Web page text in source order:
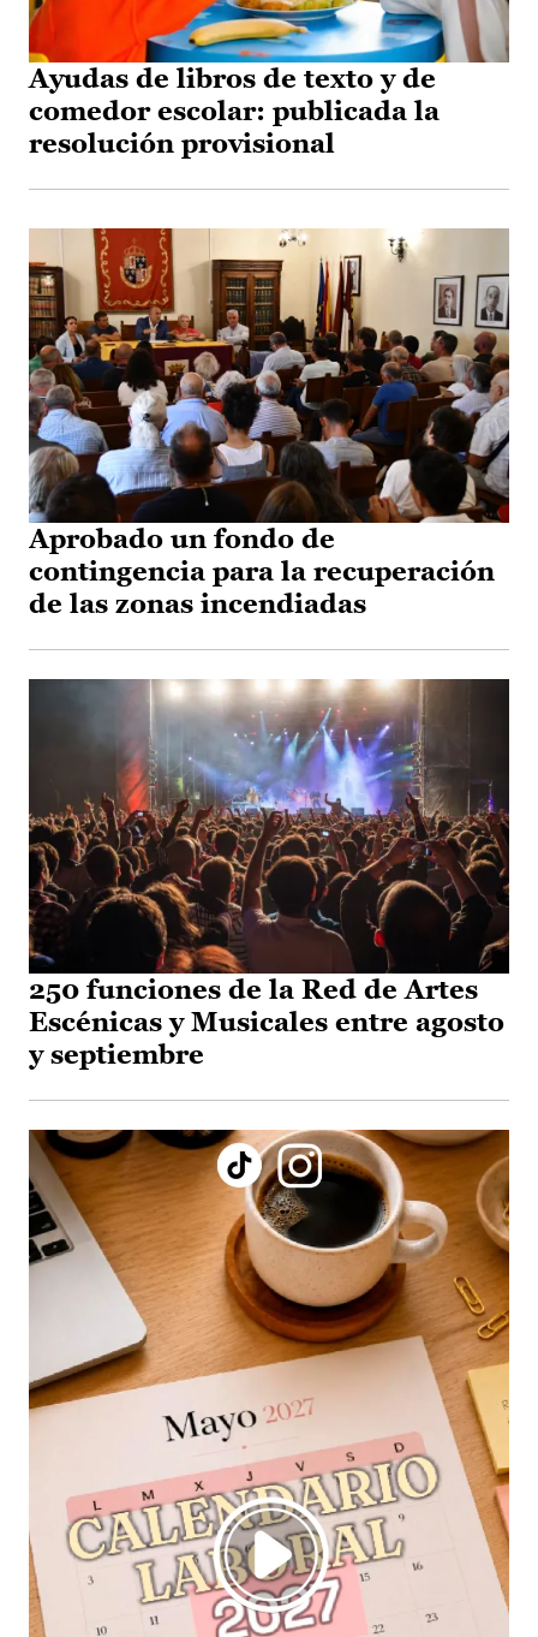
Ayudas de libros de texto y de
comedor escolar: publicada la
resolución provisional
Aprobado un fondo de
contingencia para la recuperación
de las zonas incendiadas
250 funciones de la Red de Artes
Escénicas y Musicales entre agosto
y septiembre